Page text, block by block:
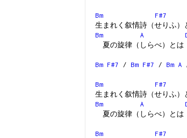
Bm F#7
生まれく叙情詩（せりふ
Bm
A
夏の旋律（しらべ）とは
Bm F#7 / Bm F#7 / Bm A
Bm F#7
生まれく叙情詩（せりふ
Bm
A
夏の旋律（しらべ）とは
Bm F#7